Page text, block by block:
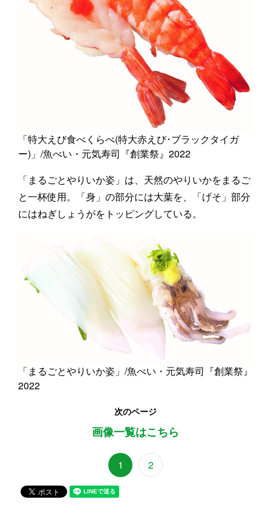
「特大えび食べくらべ(特大赤えび･ブラックタイガ
ー)」/魚べい・元気寿司『創業祭』2022
「まるごとやりいか姿」は、天然のやりいかをまるご
と一杯使用。「身」の部分には大葉を、「げそ」部分
にはねぎしょうがをトッピングしている。
「まるごとやりいか姿」/魚べい・元気寿司『創業祭』
2022
次のページ
画像一覧はこちら
1 2